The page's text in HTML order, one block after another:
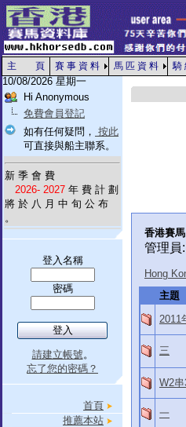
主 頁 賽 事 資 料 馬 匹 資 料 騎
10/08/2026 星期一
Hi Anonymous
免費會員登記
如有任何疑問， 按此
可直接與船主聯系。
新 季 會 費
2026- 2027 年 費 計 劃
將 於 八 月 中 旬 公 布
。
登入名稱
密碼
請建立帳號。
忘了您的密碼？
首頁
推薦本站
香港賽馬
管理員:
Hong
主題
2011
三
W2
一